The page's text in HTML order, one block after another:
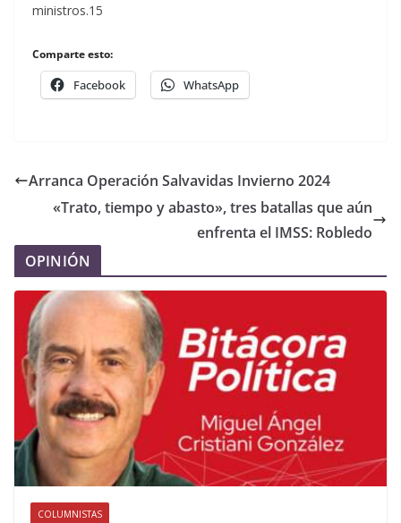
ministros.15
Comparte esto:
Facebook WhatsApp
Arranca Operación Salvavidas Invierno 2024
«Trato, tiempo y abasto», tres batallas que aún
enfrenta el IMSS: Robledo
OPINIÓN
COLUMNISTAS